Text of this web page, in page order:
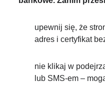
upewnij się, że
adres i certyfikat
nie klikaj w
lub SMS-em –